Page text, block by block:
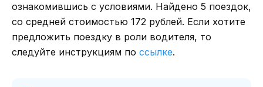
ознакомившись с условиями. Найдено 5 поездок,
со средней стоимостью 172 рублей. Если хотите
предложить поездку в роли водителя, то
следуйте инструкциям по ссылке.